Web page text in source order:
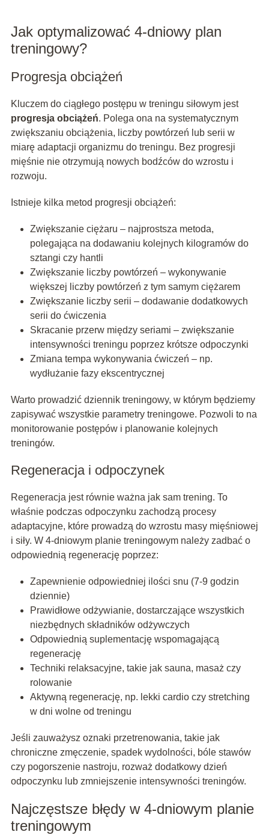
Jak optymalizować 4-dniowy plan
treningowy?
Progresja obciążeń
Kluczem do ciągłego postępu w treningu siłowym jest
progresja obciążeń. Polega ona na systematycznym
zwiększaniu obciążenia, liczby powtórzeń lub serii w
miarę adaptacji organizmu do treningu. Bez progresji
mięśnie nie otrzymują nowych bodźców do wzrostu i
rozwoju.
Istnieje kilka metod progresji obciążeń:
Zwiększanie ciężaru – najprostsza metoda,
polegająca na dodawaniu kolejnych kilogramów do
sztangi czy hantli
Zwiększanie liczby powtórzeń – wykonywanie
większej liczby powtórzeń z tym samym ciężarem
Zwiększanie liczby serii – dodawanie dodatkowych
serii do ćwiczenia
Skracanie przerw między seriami – zwiększanie
intensywności treningu poprzez krótsze odpoczynki
Zmiana tempa wykonywania ćwiczeń – np.
wydłużanie fazy ekscentrycznej
Warto prowadzić dziennik treningowy, w którym będziemy
zapisywać wszystkie parametry treningowe. Pozwoli to na
monitorowanie postępów i planowanie kolejnych
treningów.
Regeneracja i odpoczynek
Regeneracja jest równie ważna jak sam trening. To
właśnie podczas odpoczynku zachodzą procesy
adaptacyjne, które prowadzą do wzrostu masy mięśniowej
i siły. W 4-dniowym planie treningowym należy zadbać o
odpowiednią regenerację poprzez:
Zapewnienie odpowiedniej ilości snu (7-9 godzin
dziennie)
Prawidłowe odżywianie, dostarczające wszystkich
niezbędnych składników odżywczych
Odpowiednią suplementację wspomagającą
regenerację
Techniki relaksacyjne, takie jak sauna, masaż czy
rolowanie
Aktywną regenerację, np. lekki cardio czy stretching
w dni wolne od treningu
Jeśli zauważysz oznaki przetrenowania, takie jak
chroniczne zmęczenie, spadek wydolności, bóle stawów
czy pogorszenie nastroju, rozważ dodatkowy dzień
odpoczynku lub zmniejszenie intensywności treningów.
Najczęstsze błędy w 4-dniowym planie
treningowym